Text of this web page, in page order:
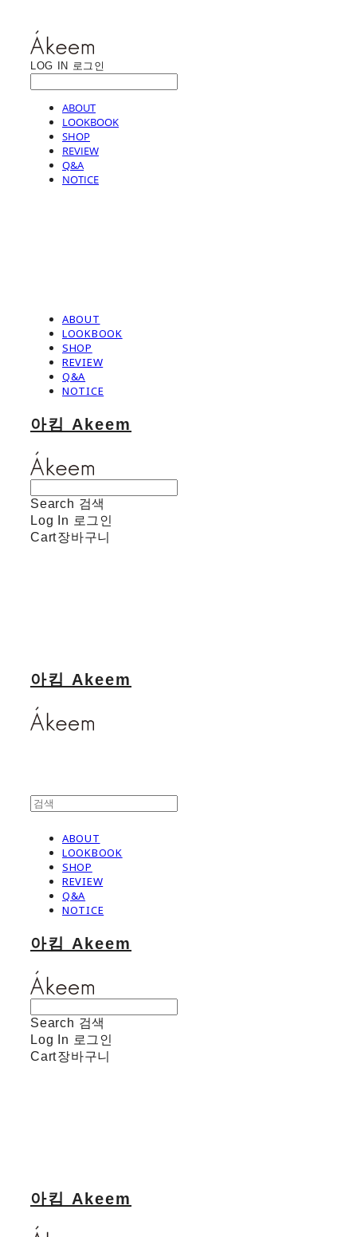
LOG IN 로그인
ABOUT
LOOKBOOK
SHOP
REVIEW
Q&A
NOTICE
ABOUT
LOOKBOOK
SHOP
REVIEW
Q&A
NOTICE
아킴 Akeem
Search 검색
Log In 로그인
Cart장바구니
아킴 Akeem
ABOUT
LOOKBOOK
SHOP
REVIEW
Q&A
NOTICE
아킴 Akeem
Search 검색
Log In 로그인
Cart장바구니
아킴 Akeem